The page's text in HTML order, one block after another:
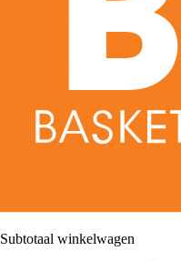
Subtotaal winkelwagen